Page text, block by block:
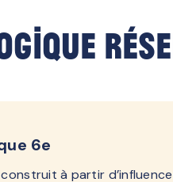
6e
à partir